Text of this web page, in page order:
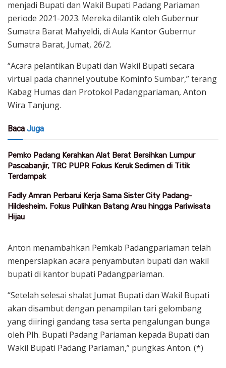
menjadi Bupati dan Wakil Bupati Padang Pariaman
periode 2021-2023. Mereka dilantik oleh Gubernur
Sumatra Barat Mahyeldi, di Aula Kantor Gubernur
Sumatra Barat, Jumat, 26/2.
“Acara pelantikan Bupati dan Wakil Bupati secara
virtual pada channel youtube Kominfo Sumbar,” terang
Kabag Humas dan Protokol Padangpariaman, Anton
Wira Tanjung.
Baca Juga
Pemko Padang Kerahkan Alat Berat Bersihkan Lumpur
Pascabanjir, TRC PUPR Fokus Keruk Sedimen di Titik
Terdampak
Fadly Amran Perbarui Kerja Sama Sister City Padang-
Hildesheim, Fokus Pulihkan Batang Arau hingga Pariwisata
Hijau
Anton menambahkan Pemkab Padangpariaman telah
menpersiapkan acara penyambutan bupati dan wakil
bupati di kantor bupati Padangpariaman.
“Setelah selesai shalat Jumat Bupati dan Wakil Bupati
akan disambut dengan penampilan tari gelombang
yang diiringi gandang tasa serta pengalungan bunga
oleh Plh. Bupati Padang Pariaman kepada Bupati dan
Wakil Bupati Padang Pariaman,” pungkas Anton. (*)